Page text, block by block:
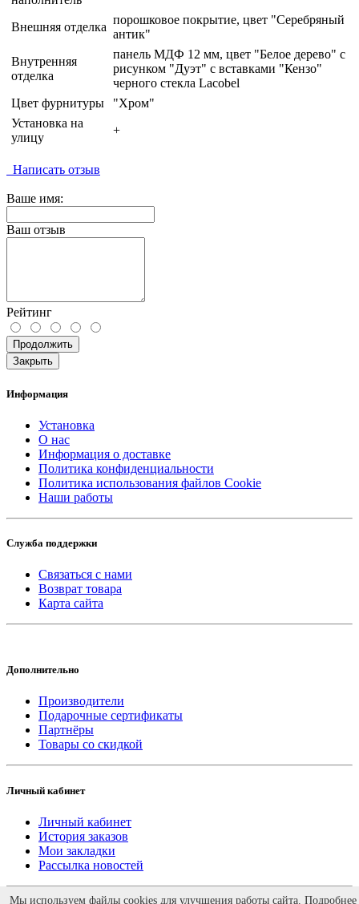
Внешняя отделка
порошковое покрытие, цвет "Серебряный
антик"
Внутренняя
отделка
панель МДФ 12 мм, цвет "Белое дерево" с
рисунком "Дуэт" с вставками "Кензо"
черного стекла Lacobel
Цвет фурнитуры
"Хром"
Установка на
улицу
+
Написать отзыв
Ваше имя:
Ваш отзыв
Рейтинг
Продолжить
Закрыть
Информация
Установка
О нас
Информация о доставке
Политика конфиденциальности
Политика использования файлов Cookie
Наши работы
Служба поддержки
Связаться с нами
Возврат товара
Карта сайта
Дополнительно
Производители
Подарочные сертификаты
Партнёры
Товары со скидкой
Личный кабинет
Личный кабинет
История заказов
Мои закладки
Рассылка новостей
Работает наocStore
Мы используем файлы cookies для улучшения работы сайта. Подробнее